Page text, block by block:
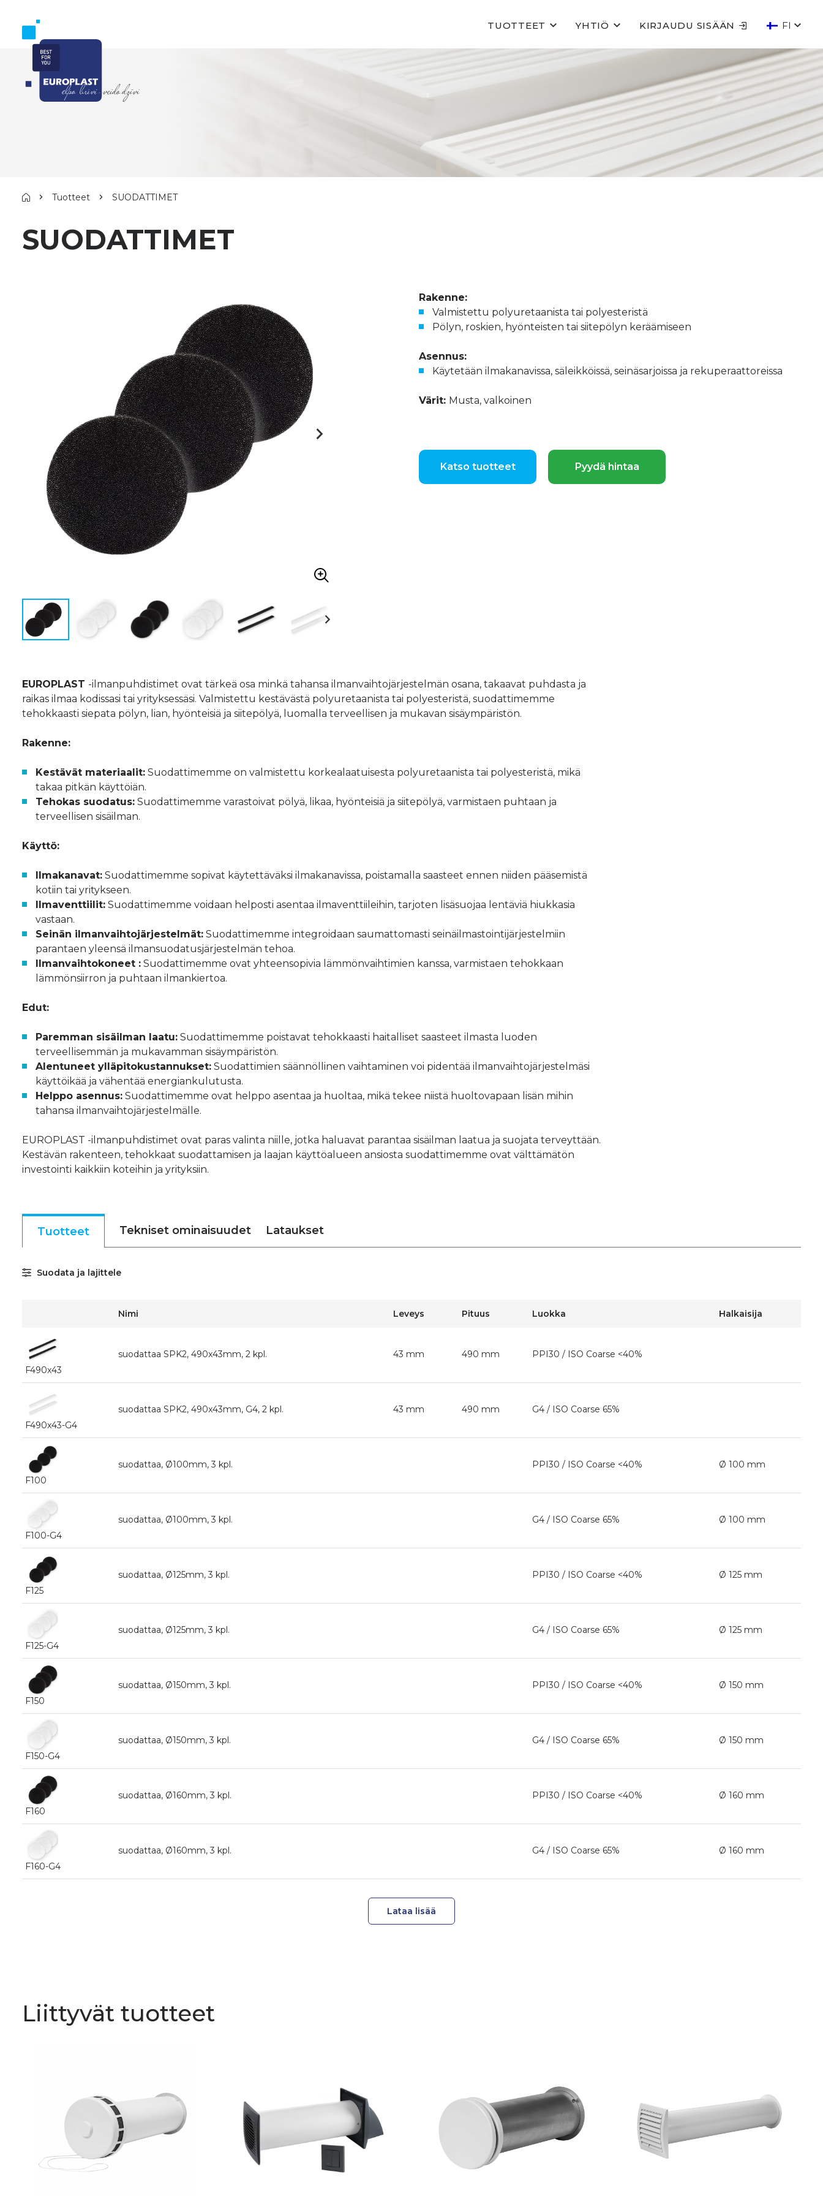
TUOTTEET YHTIÖ KIRJAUDU SISÄÄN FI
Tuotteet SUODATTIMET
SUODATTIMET
Rakenne:
Valmistettu polyuretaanista tai polyesteristä
Pölyn, roskien, hyönteisten tai siitepölyn keräämiseen
Asennus:
Käytetään ilmakanavissa, säleikköissä, seinäsarjoissa ja rekuperaattoreissa
Värit: Musta, valkoinen
Katso tuotteet Pyydä hintaa
EUROPLAST -ilmanpuhdistimet ovat tärkeä osa minkä tahansa ilmanvaihtojärjestelmän osana, takaavat puhdasta ja
raikas ilmaa kodissasi tai yrityksessäsi. Valmistettu kestävästä polyuretaanista tai polyesteristä, suodattimemme
tehokkaasti siepata pölyn, lian, hyönteisiä ja siitepölyä, luomalla terveellisen ja mukavan sisäympäristön.
Rakenne:
Kestävät materiaalit: Suodattimemme on valmistettu korkealaatuisesta polyuretaanista tai polyesteristä, mikä
takaa pitkän käyttöiän.
Tehokas suodatus: Suodattimemme varastoivat pölyä, likaa, hyönteisiä ja siitepölyä, varmistaen puhtaan ja
terveellisen sisäilman.
Käyttö:
Ilmakanavat: Suodattimemme sopivat käytettäväksi ilmakanavissa, poistamalla saasteet ennen niiden pääsemistä
kotiin tai yritykseen.
Ilmaventtiilit: Suodattimemme voidaan helposti asentaa ilmaventtiileihin, tarjoten lisäsuojaa lentäviä hiukkasia
vastaan.
Seinän ilmanvaihtojärjestelmät: Suodattimemme integroidaan saumattomasti seinäilmastointijärjestelmiin
parantaen yleensä ilmansuodatusjärjestelmän tehoa.
Ilmanvaihtokoneet : Suodattimemme ovat yhteensopivia lämmönvaihtimien kanssa, varmistaen tehokkaan
lämmönsiirron ja puhtaan ilmankiertoa.
Edut:
Paremman sisäilman laatu: Suodattimemme poistavat tehokkaasti haitalliset saasteet ilmasta luoden
terveellisemmän ja mukavamman sisäympäristön.
Alentuneet ylläpitokustannukset: Suodattimien säännöllinen vaihtaminen voi pidentää ilmanvaihtojärjestelmäsi
käyttöikää ja vähentää energiankulutusta.
Helppo asennus: Suodattimemme ovat helppo asentaa ja huoltaa, mikä tekee niistä huoltovapaan lisän mihin
tahansa ilmanvaihtojärjestelmälle.
EUROPLAST -ilmanpuhdistimet ovat paras valinta niille, jotka haluavat parantaa sisäilman laatua ja suojata terveyttään.
Kestävän rakenteen, tehokkaat suodattamisen ja laajan käyttöalueen ansiosta suodattimemme ovat välttämätön
investointi kaikkiin koteihin ja yrityksiin.
Tuotteet Tekniset ominaisuudet Lataukset
Suodata ja lajittele
Nimi Leveys Pituus Luokka Halkaisija
F490x43
suodattaa SPK2, 490x43mm, 2 kpl. 43 mm 490 mm PPI30 / ISO Coarse <40%
F490x43-G4
suodattaa SPK2, 490x43mm, G4, 2 kpl. 43 mm 490 mm G4 / ISO Coarse 65%
F100
suodattaa, Ø100mm, 3 kpl. PPI30 / ISO Coarse <40% Ø 100 mm
F100-G4
suodattaa, Ø100mm, 3 kpl. G4 / ISO Coarse 65% Ø 100 mm
F125
suodattaa, Ø125mm, 3 kpl. PPI30 / ISO Coarse <40% Ø 125 mm
F125-G4
suodattaa, Ø125mm, 3 kpl. G4 / ISO Coarse 65% Ø 125 mm
F150
suodattaa, Ø150mm, 3 kpl. PPI30 / ISO Coarse <40% Ø 150 mm
F150-G4
suodattaa, Ø150mm, 3 kpl. G4 / ISO Coarse 65% Ø 150 mm
F160
suodattaa, Ø160mm, 3 kpl. PPI30 / ISO Coarse <40% Ø 160 mm
F160-G4
suodattaa, Ø160mm, 3 kpl. G4 / ISO Coarse 65% Ø 160 mm
Lataa lisää
Liittyvät tuotteet